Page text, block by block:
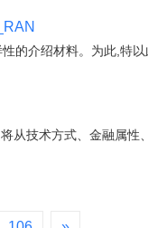
的介绍材料。为此,特
从技术方式、金融属性